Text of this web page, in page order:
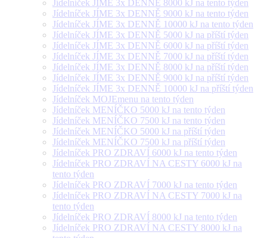
Jídelníček JÍME 3x DENNĚ 8000 kJ na tento týden
Jídelníček JÍME 3x DENNĚ 9000 kJ na tento týden
Jídelníček JÍME 3x DENNĚ 10000 kJ na tento týden
Jídelníček JÍME 3x DENNĚ 5000 kJ na příští týden
Jídelníček JÍME 3x DENNĚ 6000 kJ na příští týden
Jídelníček JÍME 3x DENNĚ 7000 kJ na příští týden
Jídelníček JÍME 3x DENNĚ 8000 kJ na příští týden
Jídelníček JÍME 3x DENNĚ 9000 kJ na příští týden
Jídelníček JÍME 3x DENNĚ 10000 kJ na příští týden
Jídelníček MOJEmenu na tento týden
Jídelníček MENÍČKO 5000 kJ na tento týden
Jídelníček MENÍČKO 7500 kJ na tento týden
Jídelníček MENÍČKO 5000 kJ na příští týden
Jídelníček MENÍČKO 7500 kJ na příští týden
Jídelníček PRO ZDRAVÍ 6000 kJ na tento týden
Jídelníček PRO ZDRAVÍ NA CESTY 6000 kJ na
tento týden
Jídelníček PRO ZDRAVÍ 7000 kJ na tento týden
Jídelníček PRO ZDRAVÍ NA CESTY 7000 kJ na
tento týden
Jídelníček PRO ZDRAVÍ 8000 kJ na tento týden
Jídelníček PRO ZDRAVÍ NA CESTY 8000 kJ na